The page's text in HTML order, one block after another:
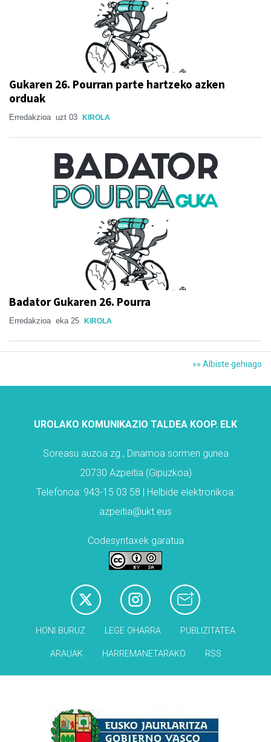
Gukaren 26. Pourran parte hartzeko azken
orduak
Erredakzioa uzt 03 KIROLA
Badator Gukaren 26. Pourra
Erredakzioa eka 25 KIROLA
»» Albiste gehiago
UROLAKO KOMUNIKAZIO TALDEA KOOP. ELK
Soreasu auzoa zg., Dinamoa sormen gunea
20730 Azpeitia (Gipuzkoa)
Telefonoa: 943-15 03 58 | Helbide elektronikoa:
azpeitia@ukt.eus
Codesyntaxek garatua
HONI BURUZ LEGE OHARRA PUBLIZITATEA
ARAUAK HARREMANETARAKO RSS